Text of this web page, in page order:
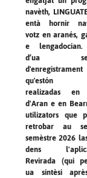
navèth,
entà hornir
votz en aranés,
e
d’ua
d'enregistrament
qu'estón
realizadas en
d'Aran e en
utilizators que
retrobar au
semèstre 2026
dens
Revirada (qui
ua sintèsi